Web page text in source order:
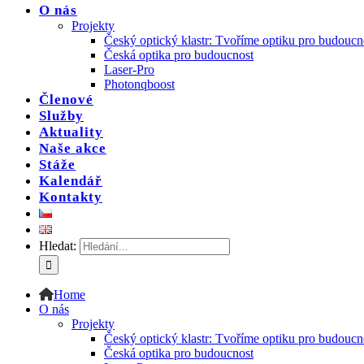
O nás
Projekty
Český optický klastr: Tvoříme optiku pro
Česká optika pro budoucnost
Laser-Pro
Photonqboost
Členové
Služby
Aktuality
Naše akce
Stáže
Kalendář
Kontakty
Hledat:
Home
O nás
Projekty
Český optický klastr: Tvoříme optiku pro
Česká optika pro budoucnost